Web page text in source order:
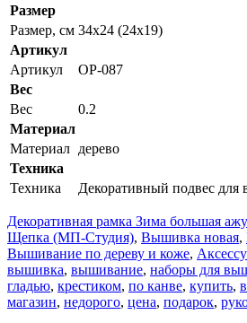
Размер
Размер, см 34x24 (24x19)
Артикул
Артикул
ОР-087
Вес
Вес
0.2
Материал
Материал дерево
Техника
Техника
Декоративный подвес
Декоративная рамка Зима большая
Щепка (МП-Студия), Вышивка новая,
Вышивание по дереву и коже,
вышивка, вышивание, наборы для
гладью, крестиком, по канве, купить,
магазин, недорого, цена, подарок,